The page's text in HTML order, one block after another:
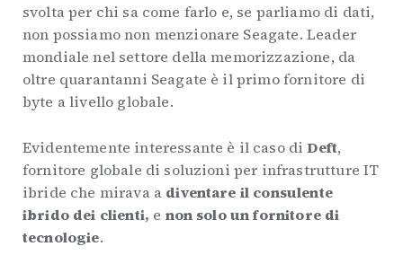
svolta per chi sa come farlo e, se parliamo di dati,
non possiamo non menzionare Seagate. Leader
mondiale nel settore della memorizzazione, da
oltre quarantanni Seagate è il primo fornitore di
byte a livello globale.
Evidentemente interessante è il caso diDeft,
fornitore globale di soluzioni per infrastrutture IT
ibride che mirava a diventare il consulente
ibrido dei clienti, e non solo un fornitore di
tecnologie.